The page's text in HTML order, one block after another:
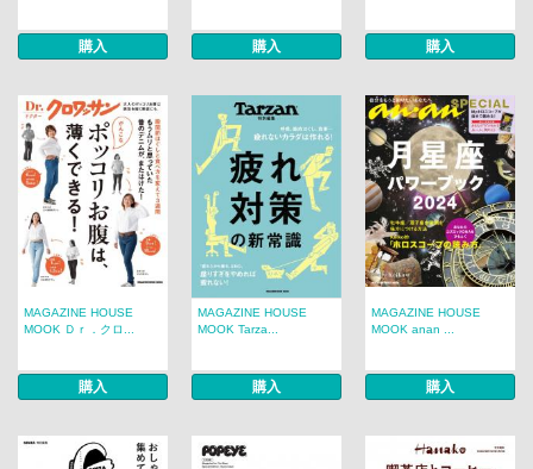
購入 購入 購入
MAGAZINE HOUSE
MOOK Ｄｒ．クロ...
購入
MAGAZINE HOUSE
MOOK Tarza...
購入
MAGAZINE HOUSE
MOOK anan ...
購入